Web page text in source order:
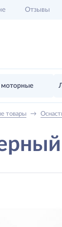
Отзывы
товары →